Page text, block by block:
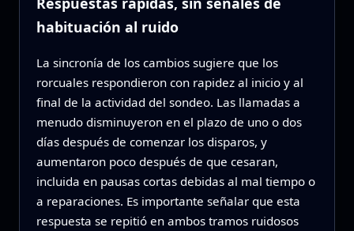
habituación al ruido
La sincronía de los cambios sugiere que los
rorcuales respondieron con rapidez al inicio y al
final de la actividad del sondeo. Las llamadas a
menudo disminuyeron en el plazo de uno o dos
días después de comenzar los disparos, y
aumentaron poco después de que cesaran,
incluida en pausas cortas debidas al mal tiempo o
a reparaciones. Es importante señalar que esta
respuesta se repitió en ambos tramos ruidosos